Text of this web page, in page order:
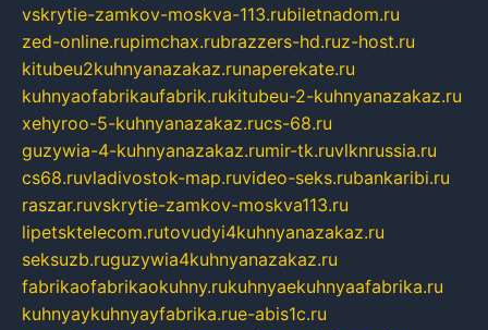
vskrytie-zamkov-moskva-113.rubiletnadom.ru
zed-online.rupimchax.rubrazzers-hd.ruz-host.ru
kitubeu2kuhnyanazakaz.runaperekate.ru
kuhnyaofabrikaufabrik.rukitubeu-2-kuhnyanazakaz.ru
xehyroo-5-kuhnyanazakaz.rucs-68.ru
guzywia-4-kuhnyanazakaz.rumir-tk.ruvlknrussia.ru
cs68.ruvladivostok-map.ruvideo-seks.rubankaribi.ru
raszar.ruvskrytie-zamkov-moskva113.ru
lipetsktelecom.rutovudyi4kuhnyanazakaz.ru
seksuzb.ruguzywia4kuhnyanazakaz.ru
fabrikaofabrikaokuhny.rukuhnyaekuhnyaafabrika.ru
kuhnyaykuhnyayfabrika.rue-abis1c.ru